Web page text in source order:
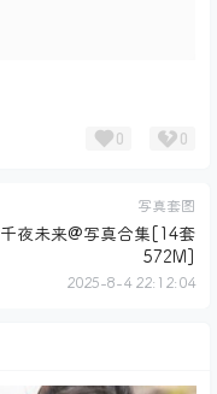
0 0
写真套图
千夜未来@写真合集[14套
572M]
2025-8-4 22:12:04